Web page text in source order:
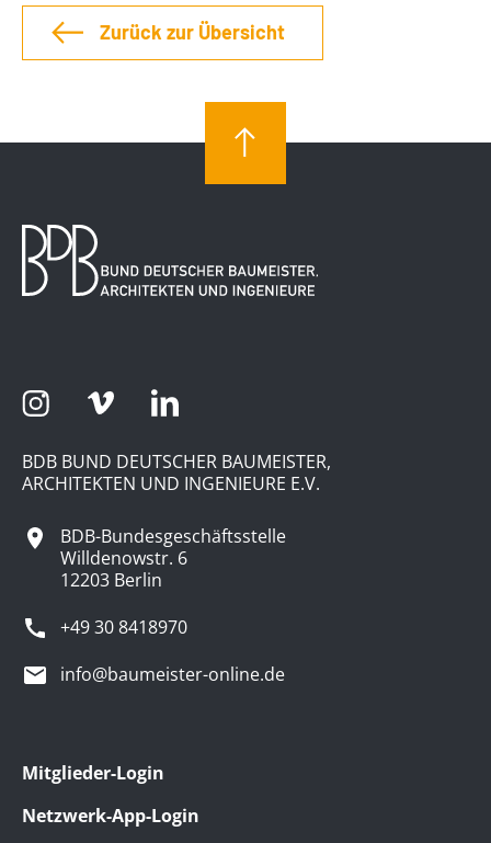
Zurück zur Übersicht
BDB BUND DEUTSCHER BAUMEISTER,
ARCHITEKTEN UND INGENIEURE E.V.
BDB-Bundesgeschäftsstelle
Willdenowstr. 6
12203 Berlin
+49 30 8418970
info@baumeister-online.de
Mitglieder-Login
Netzwerk-App-Login